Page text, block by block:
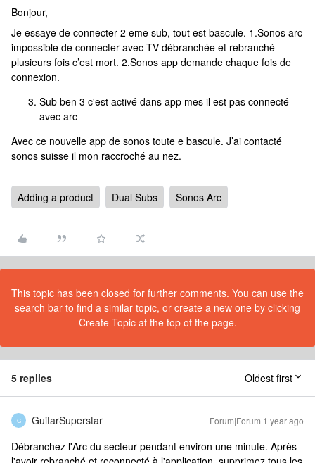
Bonjour,
Je essaye de connecter 2 eme sub, tout est bascule. 1.Sonos arc
impossible de connecter avec TV débranchée et rebranché
plusieurs fois c’est mort. 2.Sonos app demande chaque fois de
connexion.
Sub ben 3 c'est activé dans app mes il est pas connecté
avec arc
Avec ce nouvelle app de sonos toute e bascule. J’ai contacté
sonos suisse il mon raccroché au nez.
Adding a product Dual Subs Sonos Arc
This topic has been closed for further comments. You can use the
search bar to find a similar topic, or create a new one by clicking
Create Topic at the top of the page.
5 replies Oldest first
G GuitarSuperstar Forum|Forum|1 year ago
Débranchez l'Arc du secteur pendant environ une minute. Après